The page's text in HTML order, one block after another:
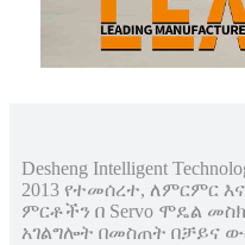
Desheng Intelligent
2013 የተመሰረተ, ለምርምር
ምርቶችን በ Servo ሞዴል
አገልግሎት በመስጠት በቻይና